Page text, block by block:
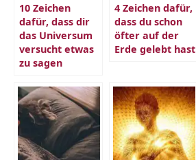
10 Zeichen
dafür, dass dir
das Universum
versucht etwas
zu sagen
4 Zeichen dafür,
dass du schon
öfter auf der
Erde gelebt hast